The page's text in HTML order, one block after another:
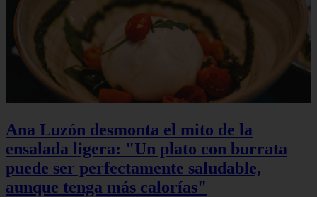
Ana Luzón desmonta el mito de la
ensalada ligera: "Un plato con burrata
puede ser perfectamente saludable,
aunque tenga más calorías"